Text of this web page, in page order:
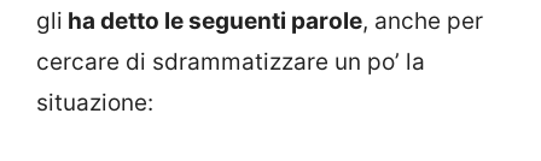
gli ha detto le seguenti parole, anche per
cercare di sdrammatizzare un po’ la
situazione: